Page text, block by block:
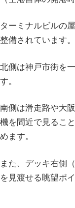
ターミナルビルの
整備されています。
北側は神戸市街を
す。
南側は滑走路や大
機を間近で見るこ
めます。
また、デッキ右側
を見渡せる眺望ポ